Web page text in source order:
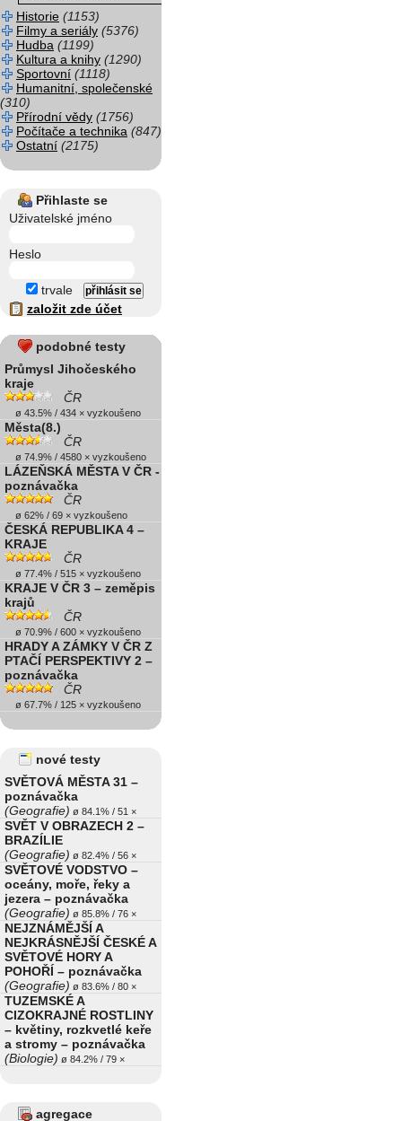
Historie (1153)
Filmy a seriály (5376)
Hudba (1199)
Kultura a knihy (1290)
Sportovní (1118)
Humanitní, společenské
(310)
Přírodní vědy (1756)
Počítače a technika (847)
Ostatní (2175)
Přihlaste se
Uživatelské jméno
Heslo
trvale
založit zde účet
podobné testy
Průmysl Jihočeského
kraje
ČR
ø 43.5% / 434 × vyzkoušeno
Města(8.)
ČR
ø 74.9% / 4580 × vyzkoušeno
LÁZEŇSKÁ MĚSTA V ČR -
poznávačka
ČR
ø 62% / 69 × vyzkoušeno
ČESKÁ REPUBLIKA 4 –
KRAJE
ČR
ø 77.4% / 515 × vyzkoušeno
KRAJE V ČR 3 – zeměpis
krajů
ČR
ø 70.9% / 600 × vyzkoušeno
HRADY A ZÁMKY V ČR Z
PTAČÍ PERSPEKTIVY 2 –
poznávačka
ČR
ø 67.7% / 125 × vyzkoušeno
nové testy
SVĚTOVÁ MĚSTA 31 –
poznávačka
(Geografie) ø 84.1% / 51 ×
SVĚT V OBRAZECH 2 –
BRAZÍLIE
(Geografie) ø 82.4% / 56 ×
SVĚTOVÉ VODSTVO –
oceány, moře, řeky a
jezera – poznávačka
(Geografie) ø 85.8% / 76 ×
NEJZNÁMĚJŠÍ A
NEJKRÁSNĚJŠÍ ČESKÉ A
SVĚTOVÉ HORY A
POHOŘÍ – poznávačka
(Geografie) ø 83.6% / 80 ×
TUZEMSKÉ A
CIZOKRAJNÉ ROSTLINY
– květiny, rozkvetlé keře
a stromy – poznávačka
(Biologie) ø 84.2% / 79 ×
agregace